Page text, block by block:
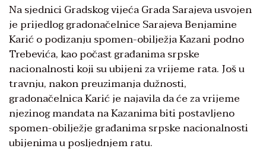
Na sjednici Gradskog vijeća Grada Sarajeva usvojen
je prijedlog gradonačelnice Sarajeva Benjamine
Karić o podizanju spomen-obilježja Kazani podno
Trebevića, kao počast građanima srpske
nacionalnosti koji su ubijeni za vrijeme rata. Još u
travnju, nakon preuzimanja dužnosti,
gradonačelnica Karić je najavila da će za vrijeme
njezinog mandata na Kazanima biti postavljeno
spomen-obilježje građanima srpske nacionalnosti
ubijenima u posljednjem ratu.